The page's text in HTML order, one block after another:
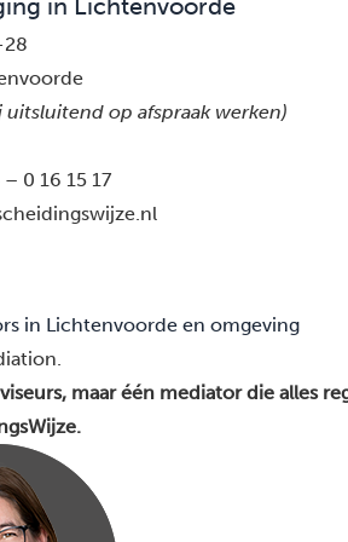
in Lichtenvoorde
28
uitsluitend op afspraak werken)
0 16 15 17
in Lichtenvoorde en omgeving
maar één mediator die alles